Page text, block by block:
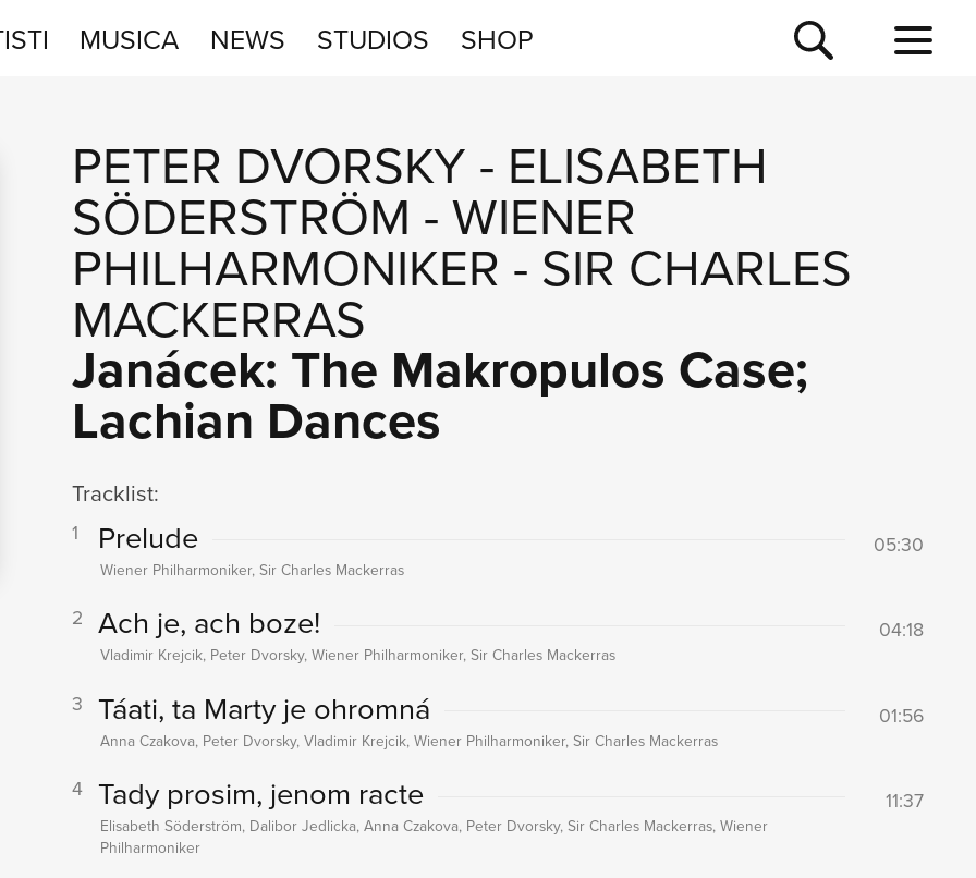
MUSICA NEWS STUDIOS SHOP
PETER DVORSKY - ELISABETH
SÖDERSTRÖM -WIENER
PHILHARMONIKER - SIR CHARLES
MACKERRAS
Janácek: The Makropulos Case;
Lachian Dances
Tracklist:
1 Prelude 05:30
Wiener Philharmoniker, Sir Charles Mackerras
2 Ach je, ach boze! 04:18
Vladimir Krejcik, Peter Dvorsky, Wiener Philharmoniker, Sir Charles Mackerras
3 Táati, ta Marty je ohromná 01:56
Anna Czakova, Peter Dvorsky, Vladimir Krejcik, Wiener Philharmoniker, Sir Charles Mackerras
4 Tady prosim, jenom racte 11:37
Elisabeth Söderström, Dalibor Jedlicka, Anna Czakova, Peter Dvorsky, Sir Charles Mackerras, Wiener
Philharmoniker
SHOP
NEWS